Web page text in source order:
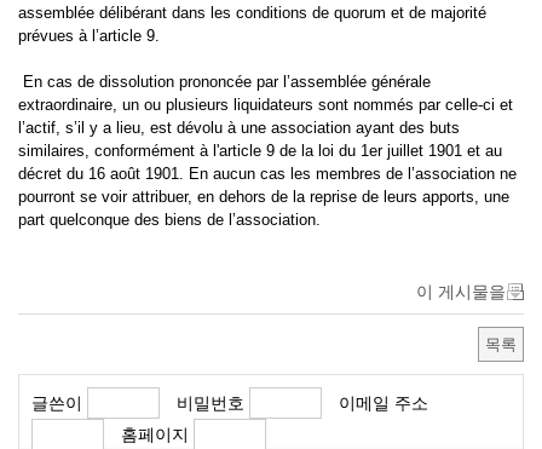
assemblée délibérant dans les conditions de quorum et de majorité
prévues à l’article 9.
En cas de dissolution prononcée par l’assemblée générale
extraordinaire, un ou plusieurs liquidateurs sont nommés par celle-ci et
l’actif, s’il y a lieu, est dévolu à une association ayant des buts
similaires, conformément à l'article 9 de la loi du 1er juillet 1901 et au
décret du 16 août 1901. En aucun cas les membres de l’association ne
pourront se voir attribuer, en dehors de la reprise de leurs apports, une
part quelconque des biens de l’association.
이 게시물을
목록
글쓴이 비밀번호
이메일 주소
홈페이지